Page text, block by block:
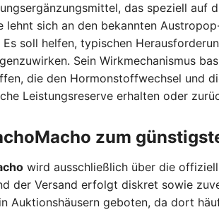
das speziell
lehnt sich an den bekannten
soll helfen, typischen
Sein Wirkmechanismus
die den Hormonstoffwechsel und
Leistungsreserve erhalten oder
zum
wird ausschließlich über die
der Versand erfolgt diskret sowie
Auktionshäusern geboten, da dort